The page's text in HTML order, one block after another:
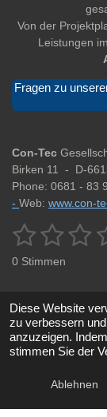
Diese Website
zu verbessern
anzuzeigen.
stimmen Sie der
Ablehnen
Von der
Leistungen
Fragen zu
Con-Tec
Birken 11 - D-
Phone: 0681 - 83
- Web: www.con-
B
e
w
t
u
n
1
S
e
r
n
2
S
e
r
n
e
3
e
r
n
e
r
e
0 Stimmen
Impressum
© 2025 - 2026
E-Mail